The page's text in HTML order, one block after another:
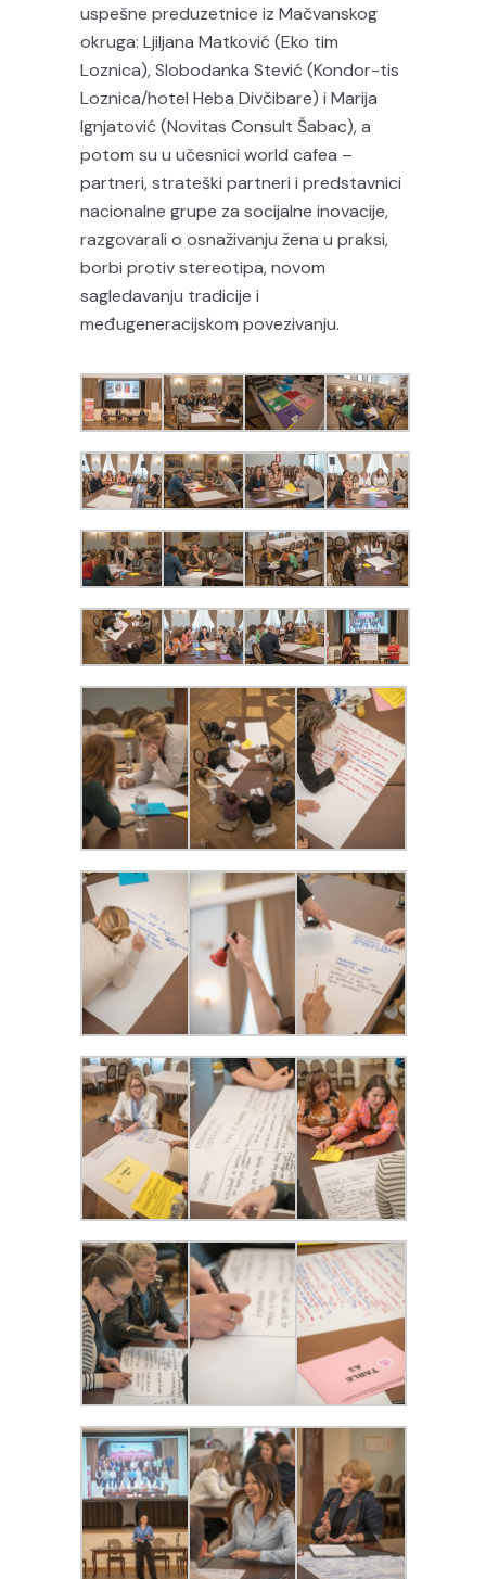
uspešne preduzetnice iz Mačvanskog
okruga: Ljiljana Matković (Eko tim
Loznica), Slobodanka Stević (Kondor-tis
Loznica/hotel Heba Divčibare) i Marija
Ignjatović (Novitas Consult Šabac), a
potom su u učesnici world cafea –
partneri, strateški partneri i predstavnici
nacionalne grupe za socijalne inovacije,
razgovarali o osnaživanju žena u praksi,
borbi protiv stereotipa, novom
sagledavanju tradicije i
međugeneracijskom povezivanju.